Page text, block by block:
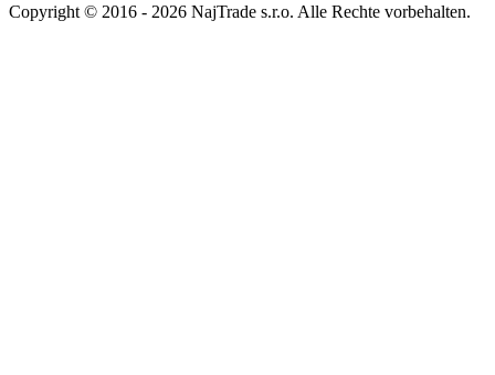
Copyright © 2016 - 2026 NajTrade s.r.o. Alle Rechte vorbehalten.